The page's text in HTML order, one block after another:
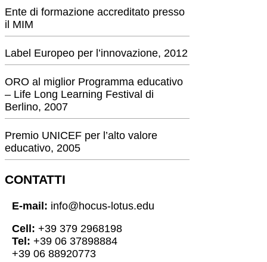
Ente di formazione accreditato presso
il MIM
Label Europeo per l’innovazione, 2012
ORO al miglior Programma educativo
– Life Long Learning Festival di
Berlino, 2007
Premio UNICEF per l’alto valore
educativo, 2005
CONTATTI
E-mail: info@hocus-lotus.edu
Cell: +39 379 2968198
Tel: +39 06 37898884
+39 06 88920773